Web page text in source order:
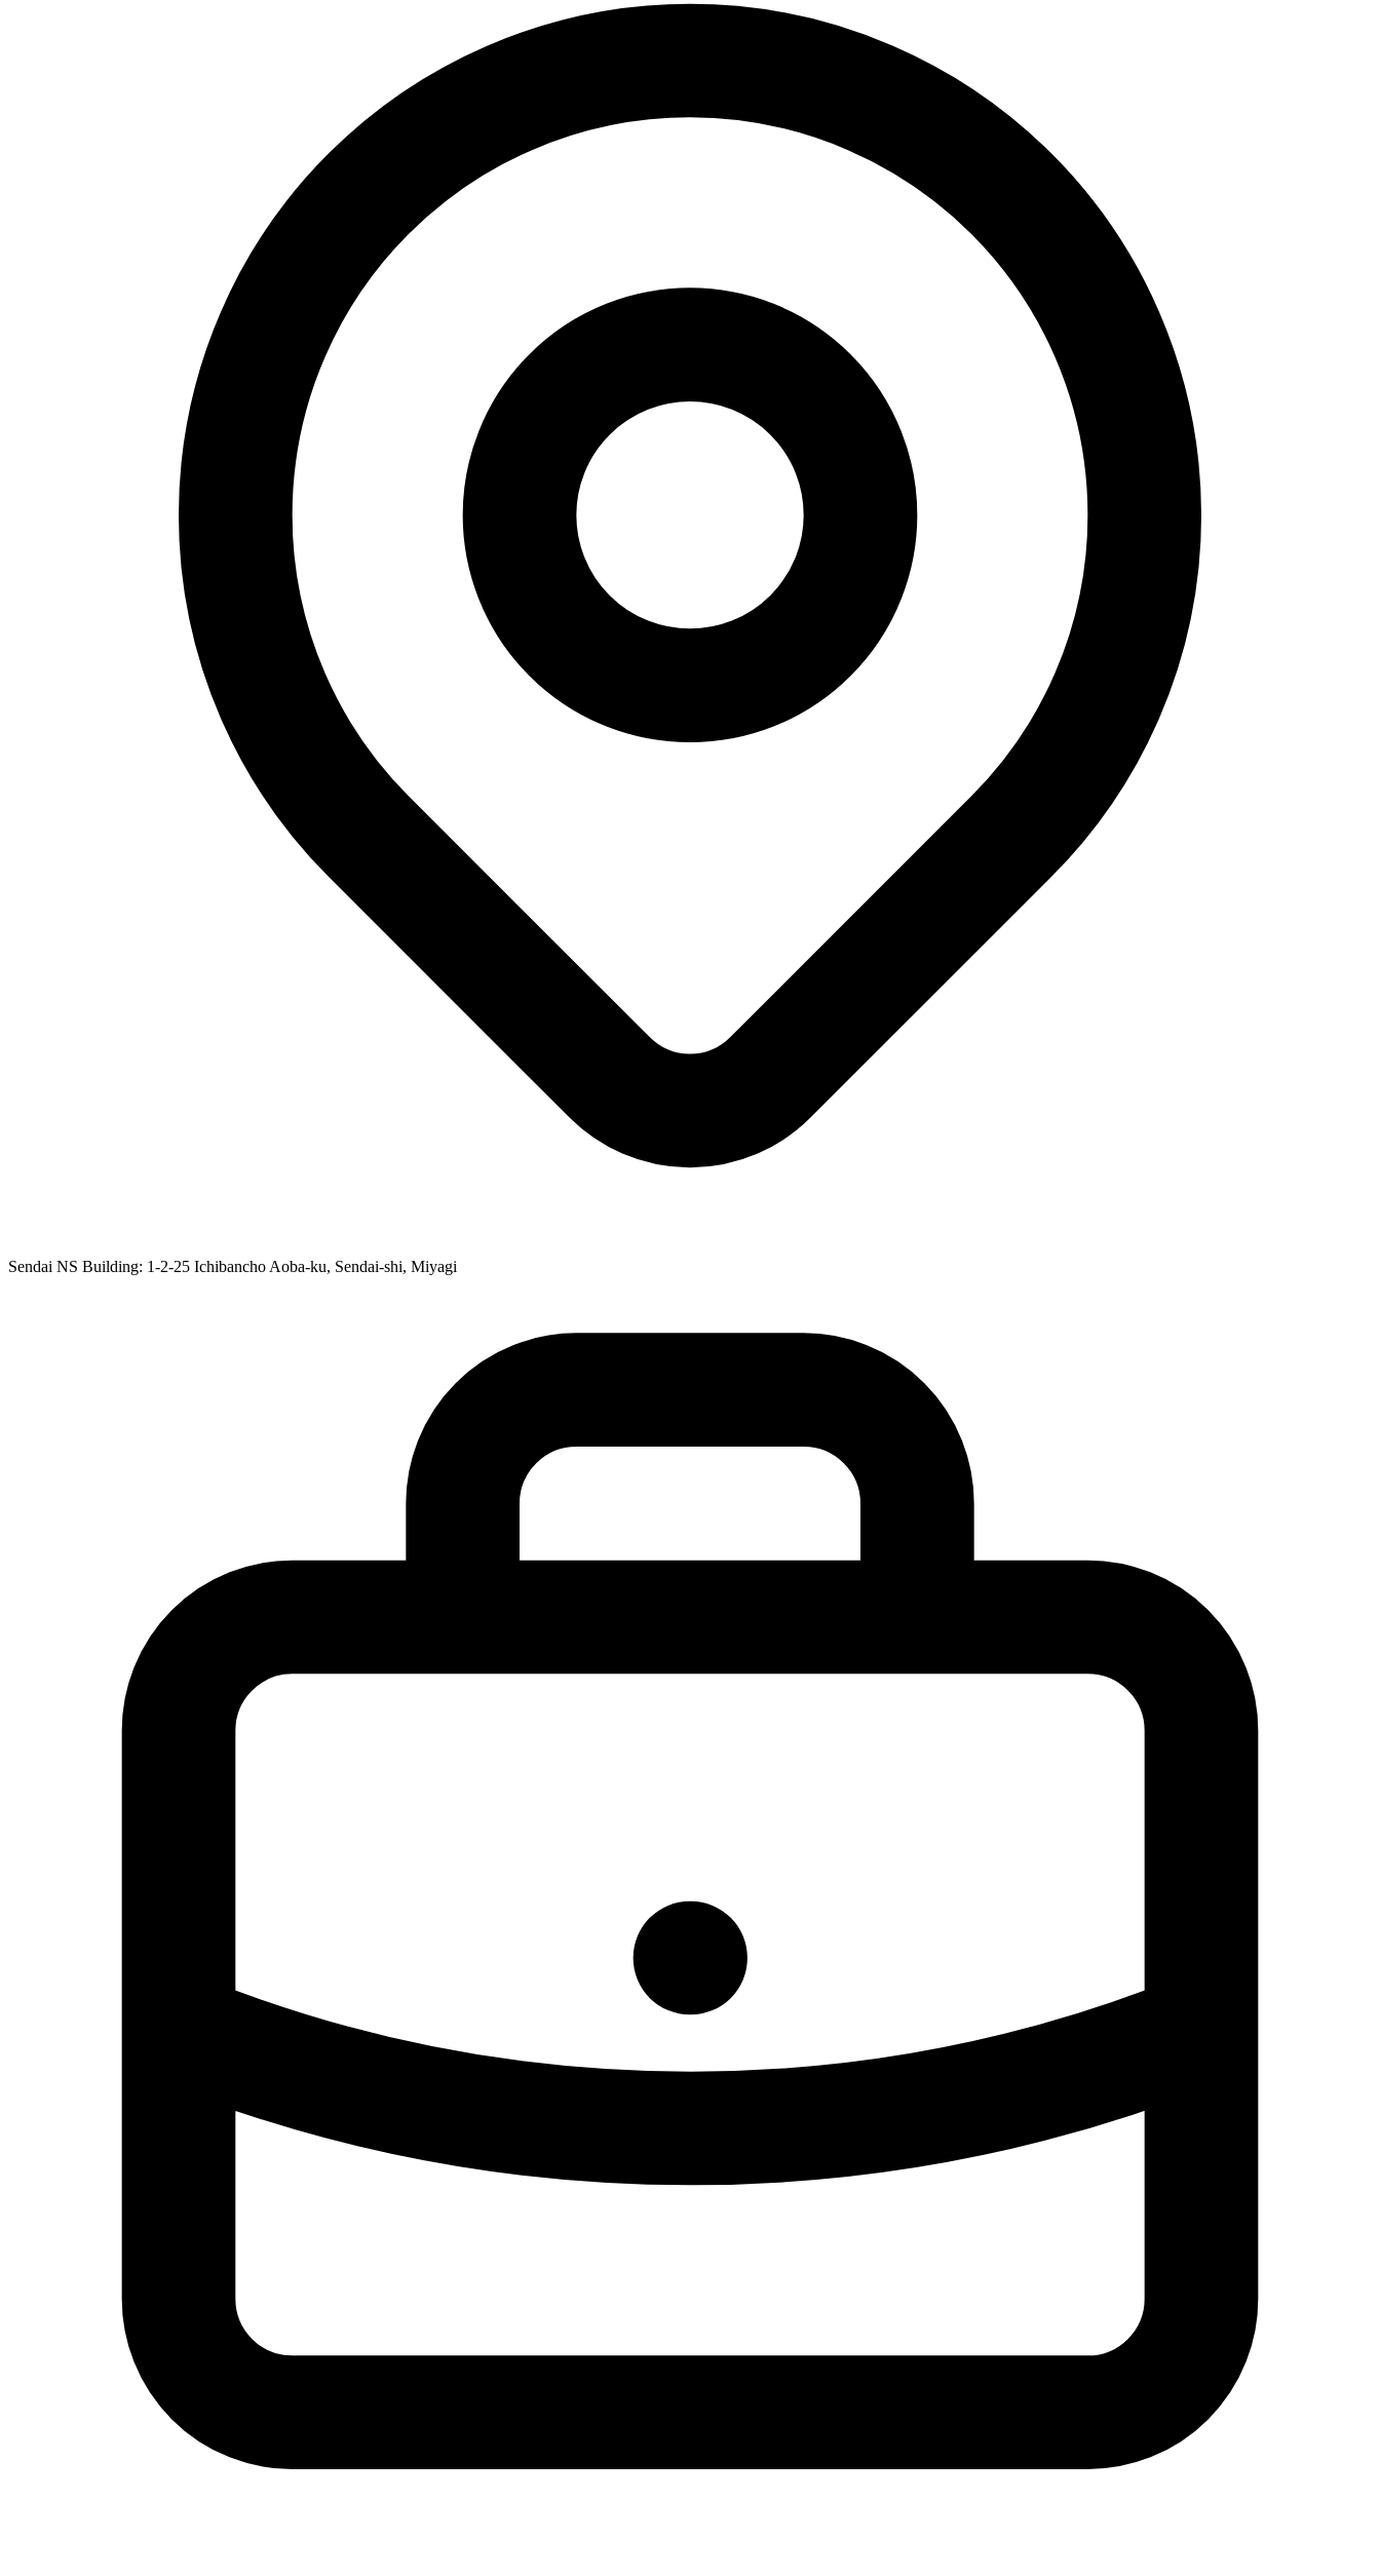
Sendai NS Building: 1-2-25 Ichibancho Aoba-ku, Sendai-shi, Miyagi